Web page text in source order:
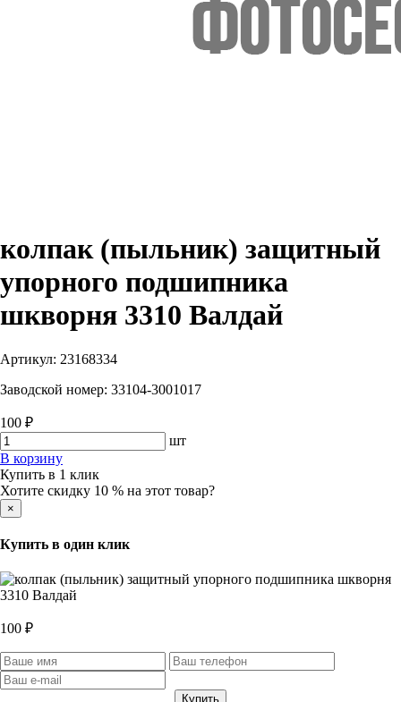
колпак (пыльник) защитный
упорного подшипника
шкворня 3310 Валдай
Артикул: 23168334
Заводской номер: 33104-3001017
100 ₽
шт
В корзину
Купить в 1 клик
Хотите скидку 10 % на этот товар?
×
Купить в один клик
100 ₽